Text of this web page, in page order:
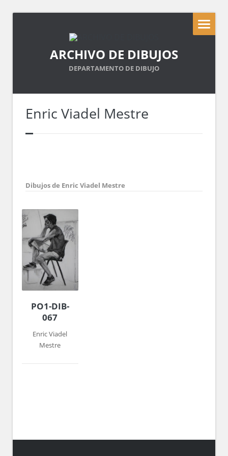
ARCHIVO DE DIBUJOS
DEPARTAMENTO DE DIBUJO
Enric Viadel Mestre
Dibujos de Enric Viadel Mestre
PO1-DIB-
067
Enric Viadel
Mestre